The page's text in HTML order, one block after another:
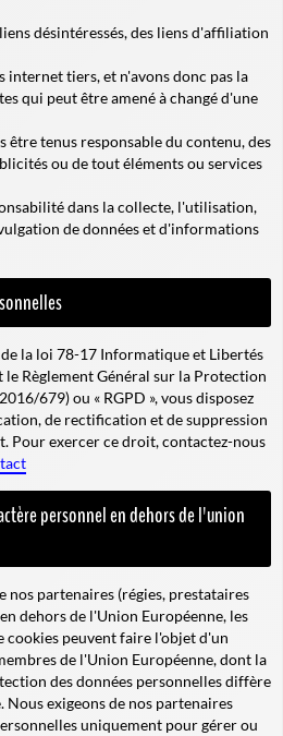
désintéressés, des liens d'affiliation
internet tiers, et n'avons donc pas la
qui peut être amené à changé d'une
être tenus responsable du contenu, des
ou de tout éléments ou services
dans la collecte, l'utilisation,
de données et d'informations
la loi 78-17 Informatique et Libertés
Règlement Général sur la Protection
679) ou « RGPD », vous disposez
de rectification et de suppression
Pour exercer ce droit, contactez-nous
personnel en dehors de l'union
nos partenaires (régies, prestataires
dehors de l'Union Européenne, les
cookies peuvent faire l'objet d'un
de l'Union Européenne, dont la
des données personnelles diffère
Nous exigeons de nos partenaires
uniquement pour gérer ou